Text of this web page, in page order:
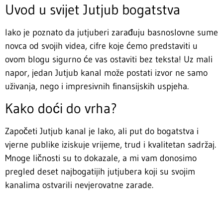
Uvod u svijet Jutjub bogatstva
Iako je poznato da jutjuberi zarađuju basnoslovne sume
novca od svojih videa, cifre koje ćemo predstaviti u
ovom blogu sigurno će vas ostaviti bez teksta! Uz mali
napor, jedan Jutjub kanal može postati izvor ne samo
uživanja, nego i impresivnih finansijskih uspjeha.
Kako doći do vrha?
Započeti Jutjub kanal je lako, ali put do bogatstva i
vjerne publike iziskuje vrijeme, trud i kvalitetan sadržaj.
Mnoge ličnosti su to dokazale, a mi vam donosimo
pregled deset najbogatijih jutjubera koji su svojim
kanalima ostvarili nevjerovatne zarade.